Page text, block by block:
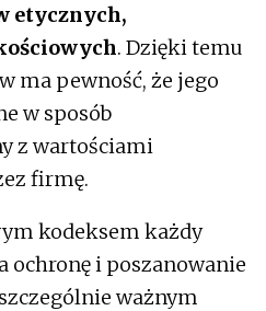
etycznych,
. Dzięki temu
ma pewność, że jego
w sposób
z wartościami
firmę.
kodeksem każdy
ochronę i poszanowanie
ważnym